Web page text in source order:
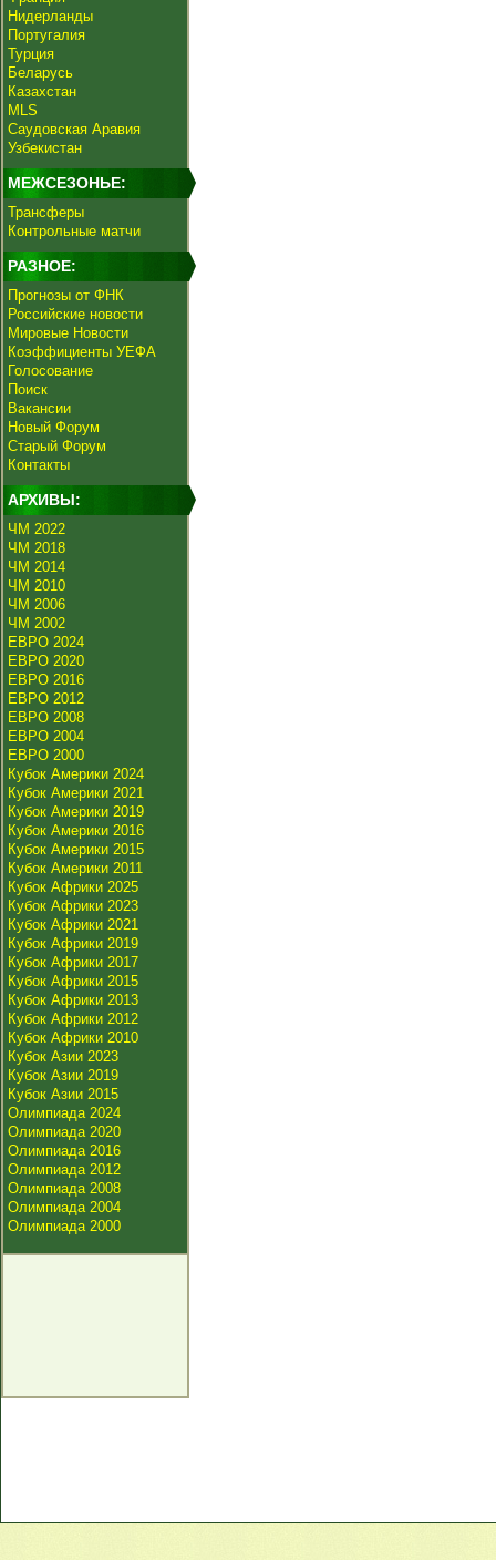
Нидерланды
Португалия
Турция
Беларусь
Казахстан
MLS
Саудовская Аравия
Узбекистан
МЕЖСЕЗОНЬЕ:
Трансферы
Контрольные матчи
РАЗНОЕ:
Прогнозы от ФНК
Российские новости
Мировые Новости
Коэффициенты УЕФА
Голосование
Поиск
Вакансии
Новый Форум
Старый Форум
Контакты
АРХИВЫ:
ЧМ 2022
ЧМ 2018
ЧМ 2014
ЧМ 2010
ЧМ 2006
ЧМ 2002
ЕВРО 2024
ЕВРО 2020
ЕВРО 2016
ЕВРО 2012
ЕВРО 2008
ЕВРО 2004
ЕВРО 2000
Кубок Америки 2024
Кубок Америки 2021
Кубок Америки 2019
Кубок Америки 2016
Кубок Америки 2015
Кубок Америки 2011
Кубок Африки 2025
Кубок Африки 2023
Кубок Африки 2021
Кубок Африки 2019
Кубок Африки 2017
Кубок Африки 2015
Кубок Африки 2013
Кубок Африки 2012
Кубок Африки 2010
Кубок Азии 2023
Кубок Азии 2019
Кубок Азии 2015
Олимпиада 2024
Олимпиада 2020
Олимпиада 2016
Олимпиада 2012
Олимпиада 2008
Олимпиада 2004
Олимпиада 2000